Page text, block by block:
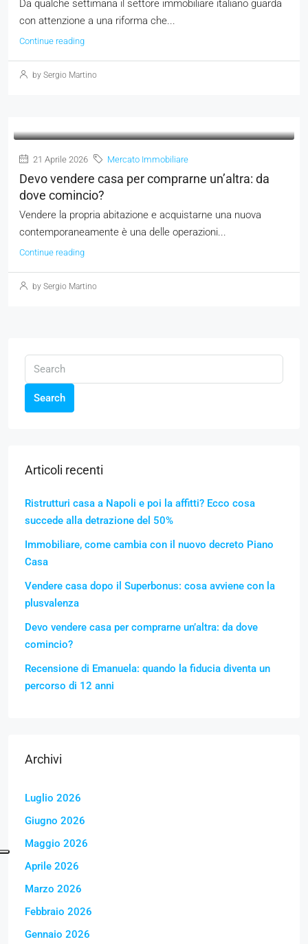
Da qualche settimana il settore immobiliare italiano guarda
con attenzione a una riforma che...
Continue reading
by Sergio Martino
21 Aprile 2026 Mercato Immobiliare
Devo vendere casa per comprarne un’altra: da
dove comincio?
Vendere la propria abitazione e acquistarne una nuova
contemporaneamente è una delle operazioni...
Continue reading
by Sergio Martino
Search
Articoli recenti
Ristrutturi casa a Napoli e poi la affitti? Ecco cosa
succede alla detrazione del 50%
Immobiliare, come cambia con il nuovo decreto Piano
Casa
Vendere casa dopo il Superbonus: cosa avviene con la
plusvalenza
Devo vendere casa per comprarne un’altra: da dove
comincio?
Recensione di Emanuela: quando la fiducia diventa un
percorso di 12 anni
Archivi
Luglio 2026
Giugno 2026
Maggio 2026
Aprile 2026
Marzo 2026
Febbraio 2026
Gennaio 2026